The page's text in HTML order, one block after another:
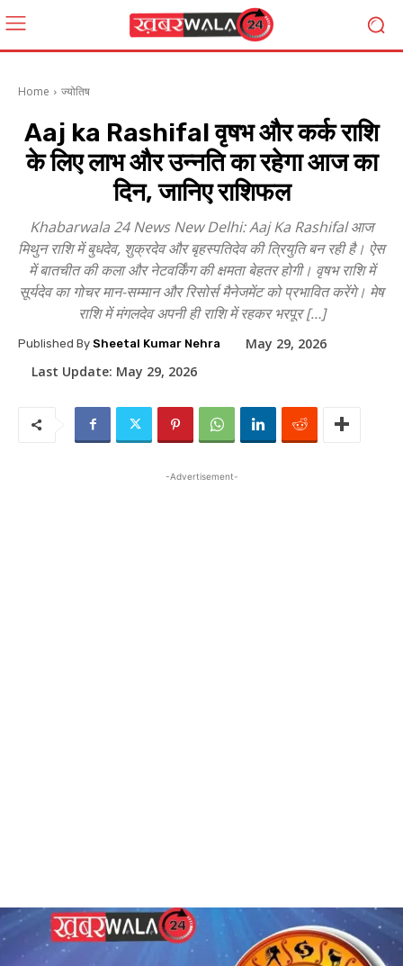
Home ज्योतिष
Aaj ka Rashifal वृषभ और कर्क राशि
के लिए लाभ और उन्नति का रहेगा आज का
दिन, जानिए राशिफल
Khabarwala 24 News New Delhi: Aaj Ka Rashifal आज
मिथुन राशि में बुधदेव, शुक्रदेव और बृहस्पतिदेव की त्रियुति बन रही है। ऐस
में बातचीत की कला और नेटवर्किंग की क्षमता बेहतर होगी। वृषभ राशि में
सूर्यदेव का गोचर मान-सम्मान और रिसोर्स मैनेजमेंट को प्रभावित करेंगे। मेष
राशि में मंगलदेव अपनी ही राशि में रहकर भरपूर […]
Published By Sheetal Kumar Nehra
May 29, 2026
Last Update: May 29, 2026
-Advertisement-